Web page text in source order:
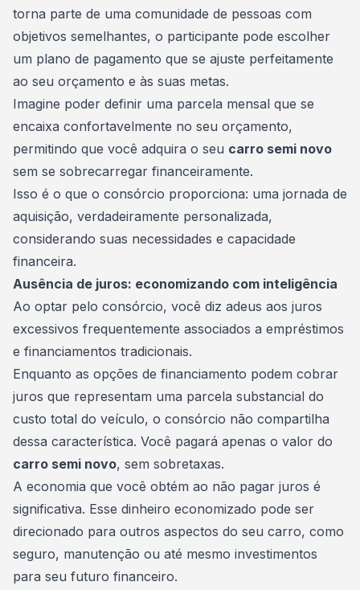
torna parte de uma comunidade de pessoas com
objetivos semelhantes, o participante pode escolher
um plano de pagamento que se ajuste perfeitamente
ao seu orçamento e às suas metas.
Imagine poder definir uma parcela mensal que se
encaixa confortavelmente no seu orçamento,
permitindo que você adquira o seu carro semi novo
sem se sobrecarregar financeiramente.
Isso é o que o consórcio proporciona: uma jornada de
aquisição, verdadeiramente personalizada,
considerando suas necessidades e capacidade
financeira.
Ausência de juros: economizando com inteligência
Ao optar pelo consórcio, você diz adeus aos juros
excessivos frequentemente associados a empréstimos
e financiamentos tradicionais.
Enquanto as opções de financiamento podem cobrar
juros que representam uma parcela substancial do
custo total do veículo, o consórcio não compartilha
dessa característica. Você pagará apenas o valor do
carro semi novo, sem sobretaxas.
A economia que você obtém ao não pagar juros é
significativa. Esse dinheiro economizado pode ser
direcionado para outros aspectos do seu carro, como
seguro, manutenção ou até mesmo investimentos
para seu futuro financeiro.